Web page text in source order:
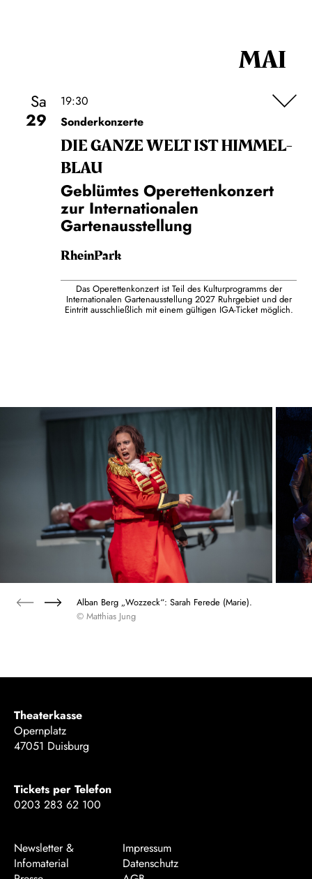
MAI
Sa
29
19:30
Sonderkonzerte
DIE GANZE WELT IST HIMMEL­
BLAU
Geblümtes Operettenkonzert
zur Internationalen
Gartenausstellung
RheinPark
Das Operettenkonzert ist Teil des Kulturprogramms der
Internationalen Gartenausstellung 2027 Ruhrgebiet und der
Eintritt ausschließlich mit einem gültigen IGA-Ticket möglich.
Alban Berg „Wozzeck“: Sarah Ferede (Marie).
© Matthias Jung
Theaterkasse
Opernplatz
47051 Duisburg
Tickets per Telefon
0203 283 62 100
Newsletter &
Infomaterial
Impressum
Datenschutz